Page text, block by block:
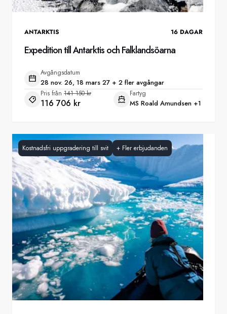
ANTARKTIS 16 DAGAR
Expedition till Antarktis och Falklandsöarna
Avgångsdatum
28 nov. 26, 18 mars 27 + 2 fler avgångar
Pris från 141 150 kr
116 706 kr
Fartyg
MS Roald Amundsen +1
Kostnadsfri uppgradering till svit + Fler erbjudanden